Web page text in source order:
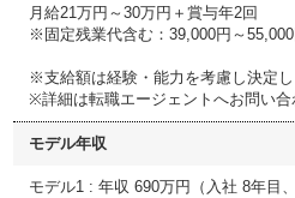
月給21万円～30万円＋賞与年2回
※固定残業代含む：39,000円～
※支給額は経験・能力を考慮し決定し
※詳細は転職エージェントへお問い合
モデル年収
モデル1 : 年収 690万円（入社 8年目